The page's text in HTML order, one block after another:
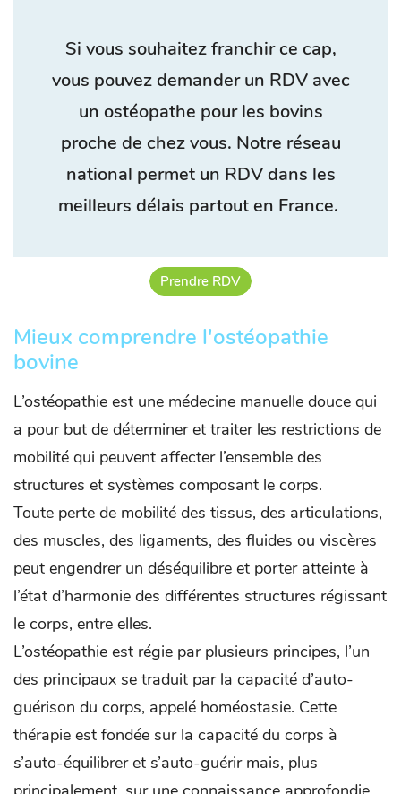
Si vous souhaitez franchir ce cap,
vous pouvez demander un RDV avec
un ostéopathe pour les bovins
proche de chez vous. Notre réseau
national permet un RDV dans les
meilleurs délais partout en France.
Prendre RDV
Mieux comprendre l'ostéopathie
bovine
L’ostéopathie est une médecine manuelle douce qui
a pour but de déterminer et traiter les restrictions de
mobilité qui peuvent affecter l’ensemble des
structures et systèmes composant le corps.
Toute perte de mobilité des tissus, des articulations,
des muscles, des ligaments, des fluides ou viscères
peut engendrer un déséquilibre et porter atteinte à
l’état d’harmonie des différentes structures régissant
le corps, entre elles.
L’ostéopathie est régie par plusieurs principes, l’un
des principaux se traduit par la capacité d’auto-
guérison du corps, appelé homéostasie. Cette
thérapie est fondée sur la capacité du corps à
s’auto-équilibrer et s’auto-guérir mais, plus